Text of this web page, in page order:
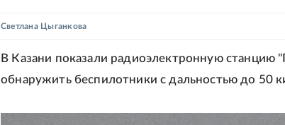
Светлана Цыганкова
В Казани показали радиоэлектронную станцию
обнаружить беспилотники с дальностью до 50